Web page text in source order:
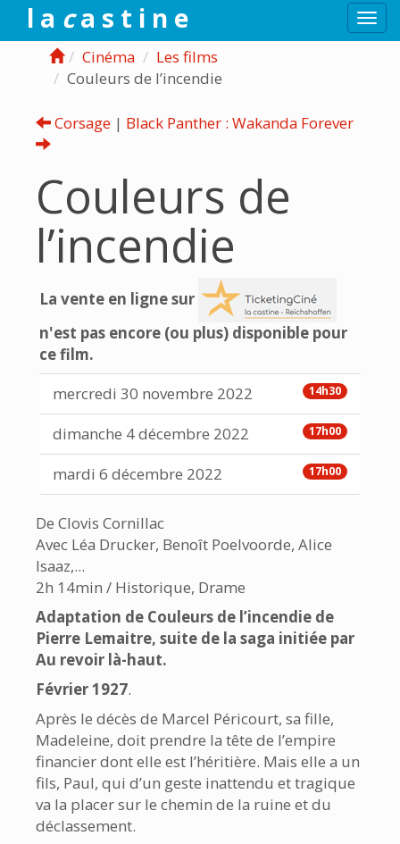
l a ca s t i n e
Cinéma
Les films
Couleurs de l’incendie
Corsage | Black Panther : Wakanda Forever
Couleurs de
l’incendie
La vente en ligne sur
n'est pas encore (ou plus) disponible pour
ce film.
14h30
mercredi 30 novembre 2022
17h00
dimanche 4 décembre 2022
17h00
mardi 6 décembre 2022
De Clovis Cornillac
Avec Léa Drucker, Benoît Poelvoorde, Alice
Isaaz,...
2h 14min / Historique, Drame
Adaptation de Couleurs de l’incendie de
Pierre Lemaitre, suite de la saga initiée par
Au revoir là-haut.
Février 1927.
Après le décès de Marcel Péricourt, sa fille,
Madeleine, doit prendre la tête de l’empire
financier dont elle est l’héritière. Mais elle a un
fils, Paul, qui d’un geste inattendu et tragique
va la placer sur le chemin de la ruine et du
déclassement.